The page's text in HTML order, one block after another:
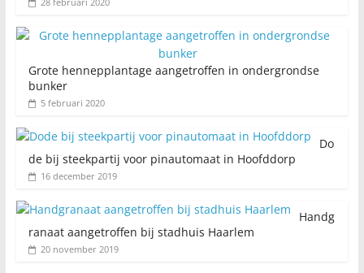
Grote hennepplantage aangetroffen in ondergrondse
bunker
5 februari 2020
Do
de bij steekpartij voor pinautomaat in Hoofddorp
16 december 2019
Handg
ranaat aangetroffen bij stadhuis Haarlem
20 november 2019